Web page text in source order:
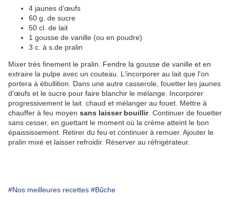
4 jaunes d’œufs
60 g. de sucre
50 cl. de lait
1 gousse de vanille (ou en poudre)
3 c. à s.de pralin
Mixer très finement le pralin. Fendre la gousse de vanille et en
extraire la pulpe avec un couteau. L'incorporer au lait que l'on
portera à ébullition. Dans une autre casserole, fouetter les jaunes
d’œufs et le sucre pour faire blanchir le mélange. Incorporer
progressivement le lait chaud et mélanger au fouet. Mettre à
chauffer à feu moyen sans laisser bouillir. Continuer de fouetter
sans cesser, en guettant le moment où la crème atteint le bon
épaississement. Retirer du feu et continuer à remuer. Ajouter le
pralin mixé et laisser refroidir. Réserver au réfrigérateur.
#Nos meilleures recettes #Bûche